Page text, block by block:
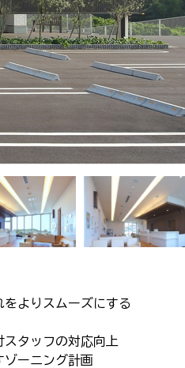
をよりスムーズにする
スタッフの対応向上
ゾーニング計画